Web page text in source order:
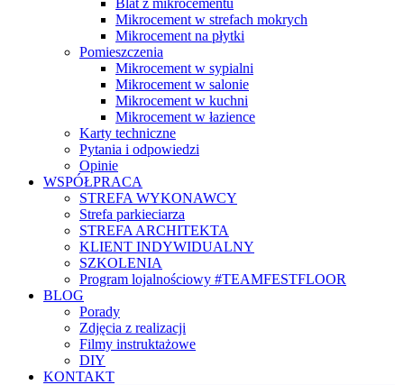
Blat z mikrocementu
Mikrocement w strefach mokrych
Mikrocement na płytki
Pomieszczenia
Mikrocement w sypialni
Mikrocement w salonie
Mikrocement w kuchni
Mikrocement w łazience
Karty techniczne
Pytania i odpowiedzi
Opinie
WSPÓŁPRACA
STREFA WYKONAWCY
Strefa parkieciarza
STREFA ARCHITEKTA
KLIENT INDYWIDUALNY
SZKOLENIA
Program lojalnościowy #TEAMFESTFLOOR
BLOG
Porady
Zdjęcia z realizacji
Filmy instruktażowe
DIY
KONTAKT